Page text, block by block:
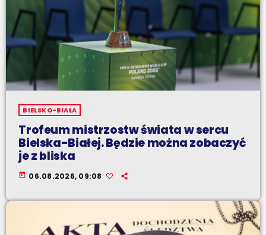
BIELSKO-BIAŁA
Trofeum mistrzostw świata w sercu
Bielska-Białej. Będzie można zobaczyć
je z bliska
today 06.08.2026, 09:08